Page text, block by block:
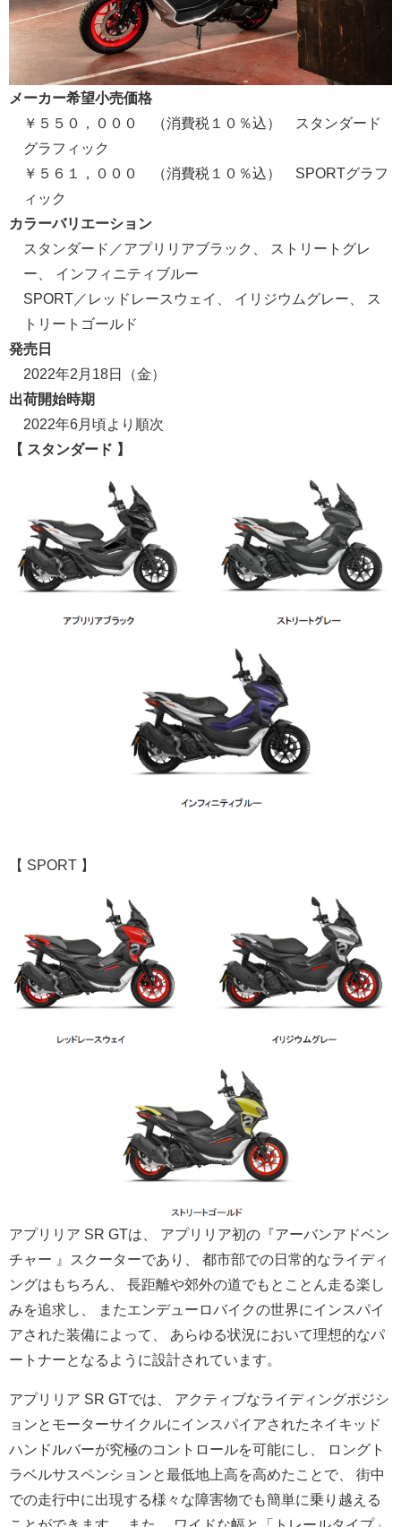
メーカー希望小売価格
￥５５０，０００ （消費税１０％込） スタンダード
グラフィック
￥５６１，０００ （消費税１０％込） SPORTグラフ
ィック
カラーバリエーション
スタンダード／アプリリアブラック、 ストリートグレ
ー、 インフィニティブルー
SPORT／レッドレースウェイ、 イリジウムグレー、 ス
トリートゴールド
発売日
2022年2月18日（金）
出荷開始時期
2022年6月頃より順次
【 スタンダード 】
【 SPORT 】
アプリリア SR GTは、 アプリリア初の『アーバンアドベン
チャー 』スクーターであり、 都市部での日常的なライディ
ングはもちろん、 長距離や郊外の道でもとことん走る楽し
みを追求し、 またエンデューロバイクの世界にインスパイ
アされた装備によって
、 あらゆる状況において理想的なパ
ートナーとなるように設計されています。
アプリリア SR GTでは、 アクティブなライディングポジシ
ョンとモーターサイクルにインスパイアされたネイキッド
ハンドルバーが究極のコントロールを可能にし、 ロングト
ラベルサスペンションと最低地上高を高めたことで、 街中
での走行中に出現する様々な障害物でも簡単に乗り越える